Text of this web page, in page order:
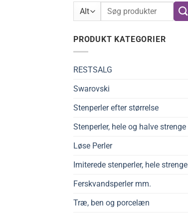
Søg
PRODUKT KATEGORIER
RESTSALG
Swarovski
Stenperler efter størrelse
Stenperler, hele og halve strenge
Løse Perler
Imiterede stenperler, hele strenge
Ferskvandsperler mm.
Træ, ben og porcelæn